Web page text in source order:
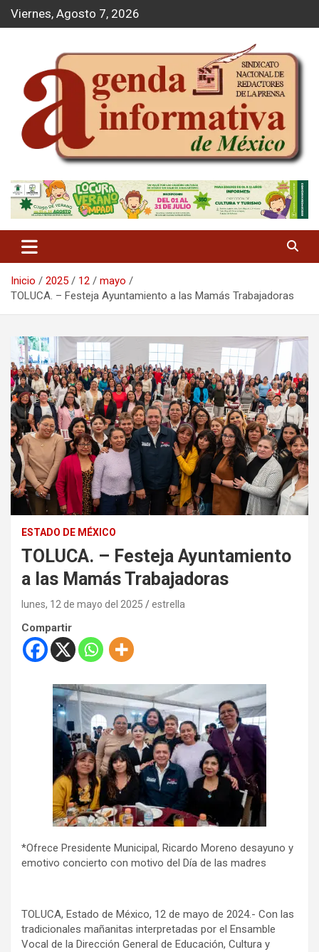
d
Viernes, Agosto 7, 2026
Agenda Informativa
Inicio 2025 12
mayo
TOLUCA. – Festeja Ayuntamiento a las Mamás Trabajadoras
ESTADO DE MÉXICO
TOLUCA. – Festeja Ayuntamiento
a las Mamás Trabajadoras
lunes, 12 de mayo del 2025 estrella
Compartir
*Ofrece Presidente Municipal, Ricardo Moreno desayuno y
emotivo concierto con motivo del Día de las madres
TOLUCA, Estado de México, 12 de mayo de 2024.- Con las
tradicionales mañanitas interpretadas por el Ensamble
Vocal de la Dirección General de Educación, Cultura y